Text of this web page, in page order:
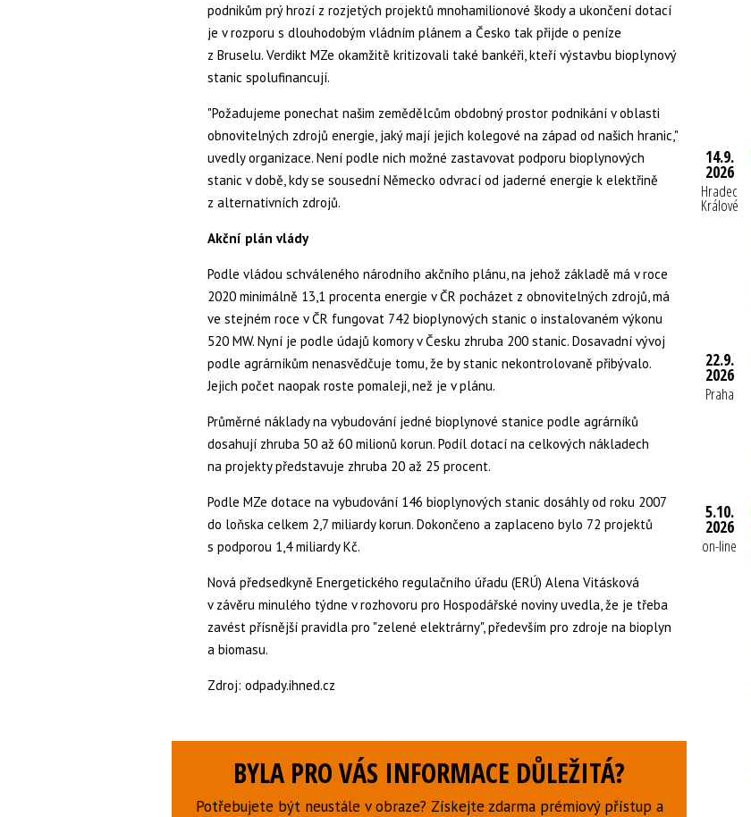
podnikům prý hrozí z rozjetých projektů mnohamilionové škody a ukončení dotací
je v rozporu s dlouhodobým vládním plánem a Česko tak přijde o peníze
z Bruselu. Verdikt MZe okamžitě kritizovali také bankéři, kteří výstavbu bioplynový
stanic spolufinancují.
"Požadujeme ponechat našim zemědělcům obdobný prostor podnikání v oblasti
obnovitelných zdrojů energie, jaký mají jejich kolegové na západ od našich hranic,"
uvedly organizace. Není podle nich možné zastavovat podporu bioplynových
stanic v době, kdy se sousední Německo odvrací od jaderné energie k elektřině
z alternativních zdrojů.
Akční plán vlády
Podle vládou schváleného národního akčního plánu, na jehož základě má v roce
2020 minimálně 13,1 procenta energie v ČR pocházet z obnovitelných zdrojů, má
ve stejném roce v ČR fungovat 742 bioplynových stanic o instalovaném výkonu
520 MW. Nyní je podle údajů komory v Česku zhruba 200 stanic. Dosavadní vývoj
podle agrárníkům nenasvědčuje tomu, že by stanic nekontrolovaně přibývalo.
Jejich počet naopak roste pomaleji, než je v plánu.
Průměrné náklady na vybudování jedné bioplynové stanice podle agrárníků
dosahují zhruba 50 až 60 milionů korun. Podíl dotací na celkových nákladech
na projekty představuje zhruba 20 až 25 procent.
Podle MZe dotace na vybudování 146 bioplynových stanic dosáhly od roku 2007
do loňska celkem 2,7 miliardy korun. Dokončeno a zaplaceno bylo 72 projektů
s podporou 1,4 miliardy Kč.
Nová předsedkyně Energetického regulačního úřadu (ERÚ) Alena Vitásková
v závěru minulého týdne v rozhovoru pro Hospodářské noviny uvedla, že je třeba
zavést přísnější pravidla pro "zelené elektrárny", především pro zdroje na bioplyn
a biomasu.
Zdroj: odpady.ihned.cz
BYLA PRO VÁS INFORMACE DŮLEŽITÁ?
Potřebujete být neustále v obraze? Získejte zdarma prémiový přístup a
14.9.
2026
Hradec
Králové
22.9.
2026
Praha
5.10.
2026
on-line